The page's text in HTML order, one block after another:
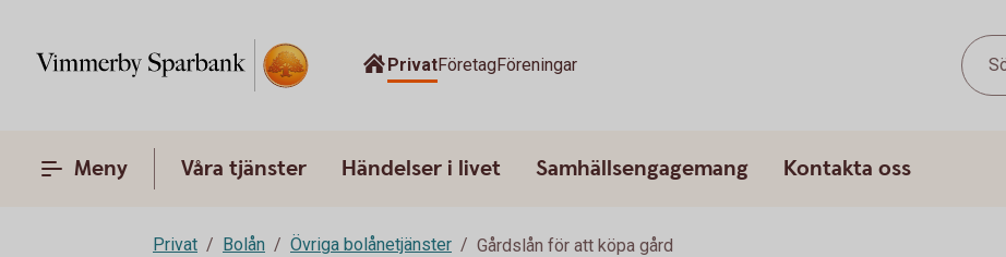
PrivatFöretagFöreningar
Meny Våra tjänster Händelser i livet Samhällsengagemang Kontakta oss
Privat Bolån Övriga bolånetjänster Gårdslån för att köpa gård